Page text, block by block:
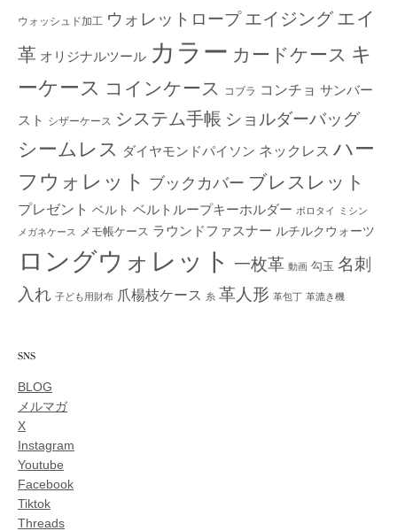
ウォッシュド加工 ウォレットロープ エイジング エイ
革 オリジナルツール カラー カードケース キ
ーケース コインケース コブラ コンチョ サンバー
スト シザーケース システム手帳 ショルダーバッグ
シームレス ダイヤモンドパイソン ネックレス ハー
フウォレット ブックカバー ブレスレット
プレゼント ベルト ベルトループキーホルダー ボロタイ
ミシン
メガネケース
メモ帳ケース ラウンドファスナー ルチルクウォーツ
ロングウォレット 一枚革 動画 勾玉 名刺
入れ 子ども用財布 爪楊枝ケース 糸 革人形 革包丁 革漉き機
SNS
BLOG
メルマガ
X
Instagram
Youtube
Facebook
Tiktok
Threads